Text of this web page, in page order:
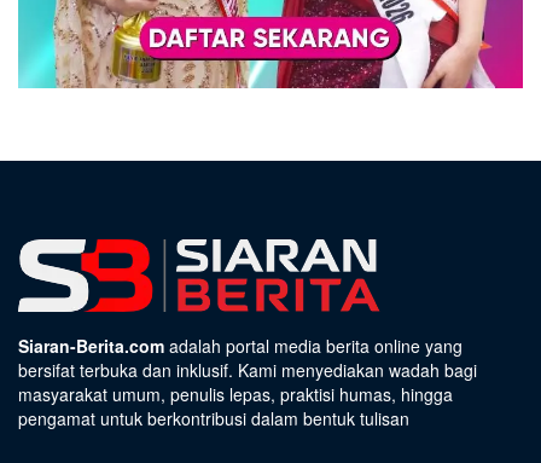
Siaran-Berita.com adalah portal media berita online yang
bersifat terbuka dan inklusif. Kami menyediakan wadah bagi
masyarakat umum, penulis lepas, praktisi humas, hingga
pengamat untuk berkontribusi dalam bentuk tulisan